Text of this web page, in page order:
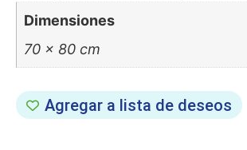
Dimensiones
70 × 80 cm
Agregar a lista de deseos